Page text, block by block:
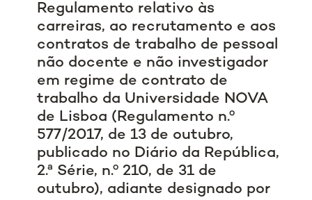
Regulamento relativo às
carreiras, ao recrutamento e aos
contratos de trabalho de pessoal
não docente e não investigador
em regime de contrato de
trabalho da Universidade NOVA
de Lisboa (Regulamento n.º
577/2017, de 13 de outubro,
publicado no Diário da República,
2.ª Série, n.º 210, de 31 de
outubro), adiante designado por